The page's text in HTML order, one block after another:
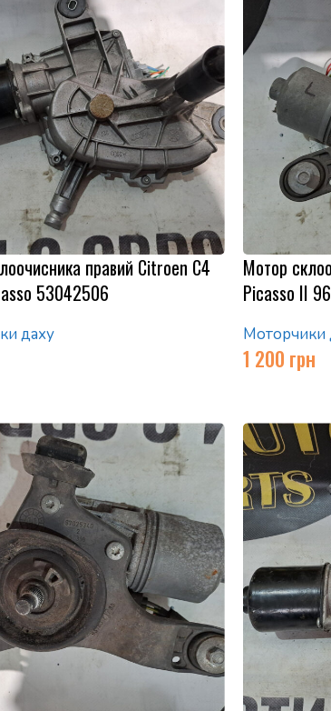
правий Citroen C4
53042506
даху
Мотор
Picasso II
Моторчики
1 200 грн